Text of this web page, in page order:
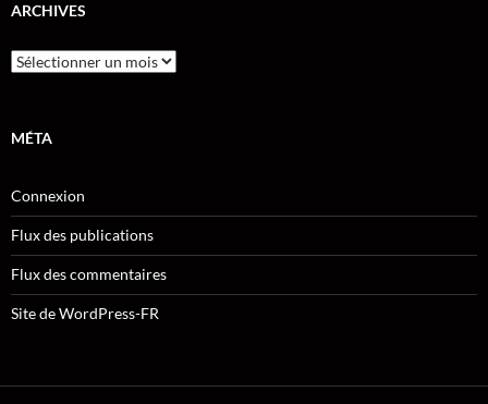
ARCHIVES
Archives
MÉTA
Connexion
Flux des publications
Flux des commentaires
Site de WordPress-FR